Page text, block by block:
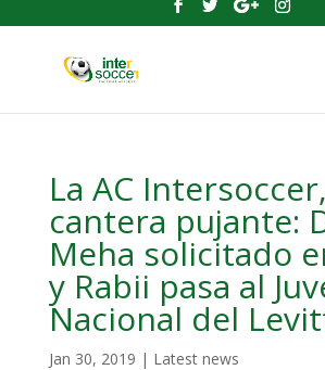
La AC Intersoccer,
cantera pujante:
Meha solicitado
y Rabii pasa al
Nacional del
Jan 30, 2019 | Latest news